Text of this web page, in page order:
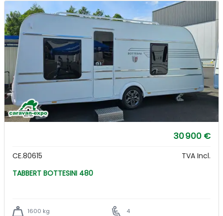
30 900 €
CE.80615
TVA Incl.
TABBERT BOTTESINI 480
1600 kg 4